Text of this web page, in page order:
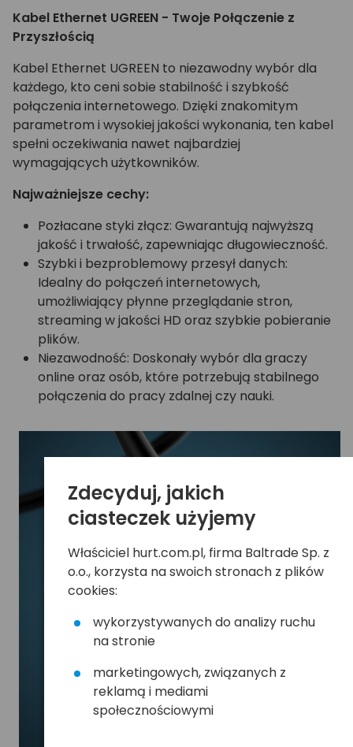
Kabel Ethernet UGREEN - Twoje Połączenie z
Przyszłością
Kabel Ethernet UGREEN to niezawodny wybór dla
każdego, kto ceni sobie stabilność i szybkość
połączenia internetowego. Dzięki znakomitym
parametrom i wysokiej jakości wykonania, ten kabel
spełni oczekiwania nawet najbardziej
wymagających użytkowników.
Najważniejsze cechy:
Pozłacane styki złącz: Gwarantują najwyższą
jakość i trwałość, zapewniając długowieczność.
Szybki i bezproblemowy przesył danych:
Idealny do połączeń internetowych,
umożliwiający płynne przeglądanie stron,
streaming w jakości HD oraz szybkie pobieranie
plików.
Niezawodność: Doskonały wybór dla graczy
online oraz osób, które potrzebują stabilnego
połączenia do pracy zdalnej czy nauki.
Zdecyduj, jakich
ciasteczek użyjemy
Właściciel hurt.com.pl, firma Baltrade Sp. z
o.o., korzysta na swoich stronach z plików
cookies:
wykorzystywanych do analizy ruchu
na stronie
marketingowych, związanych z
reklamą i mediami
społecznościowymi